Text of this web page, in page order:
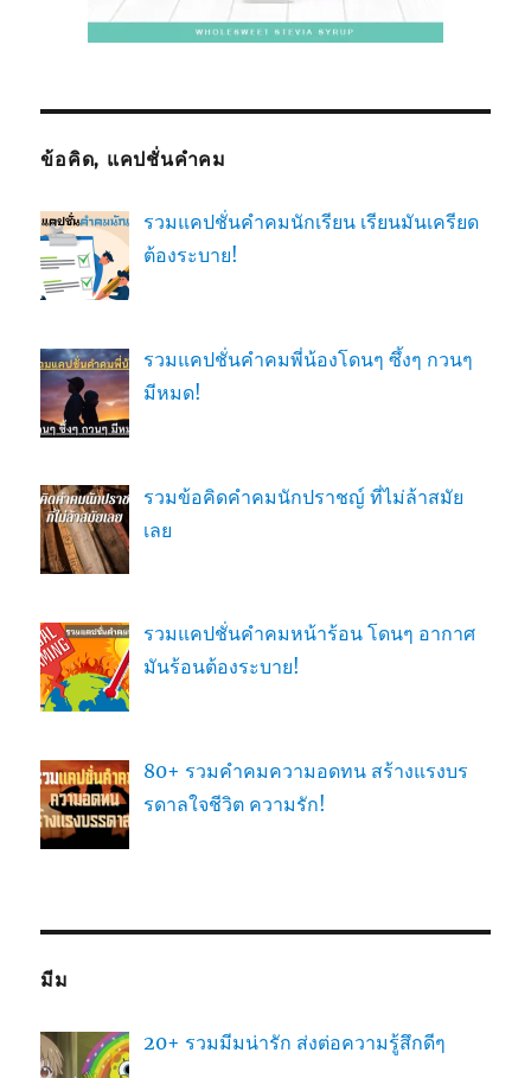
ข้อคิด, แคปชั่นคำคม
รวมแคปชั่นคำคมนักเรียน เรียนมันเครียด
ต้องระบาย!
รวมแคปชั่นคำคมพี่น้องโดนๆ ซึ้งๆ กวนๆ
มีหมด!
รวมข้อคิดคำคมนักปราชญ์ ที่ไม่ล้าสมัย
เลย
รวมแคปชั่นคำคมหน้าร้อน โดนๆ อากาศ
มันร้อนต้องระบาย!
80+ รวมคำคมความอดทน สร้างแรงบร
รดาลใจชีวิต ความรัก!
มีม
20+ รวมมีมน่ารัก ส่งต่อความรู้สึกดีๆ